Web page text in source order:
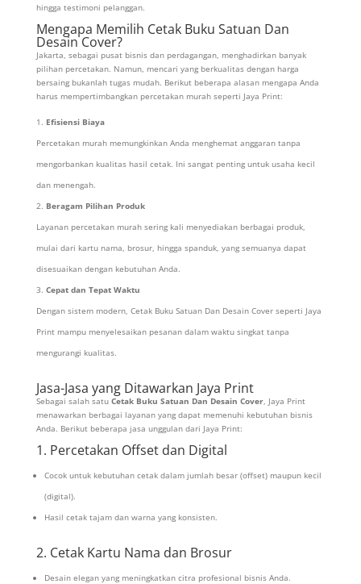
hingga testimoni pelanggan.
Mengapa Memilih Cetak Buku Satuan Dan
Desain Cover?
Jakarta, sebagai pusat bisnis dan perdagangan, menghadirkan banyak
pilihan percetakan. Namun, mencari yang berkualitas dengan harga
bersaing bukanlah tugas mudah. Berikut beberapa alasan mengapa Anda
harus mempertimbangkan percetakan murah seperti Jaya Print:
Efisiensi Biaya
Percetakan murah memungkinkan Anda menghemat anggaran tanpa
mengorbankan kualitas hasil cetak. Ini sangat penting untuk usaha kecil
dan menengah.
Beragam Pilihan Produk
Layanan percetakan murah sering kali menyediakan berbagai produk,
mulai dari kartu nama, brosur, hingga spanduk, yang semuanya dapat
disesuaikan dengan kebutuhan Anda.
Cepat dan Tepat Waktu
Dengan sistem modern, Cetak Buku Satuan Dan Desain Cover seperti Jaya
Print mampu menyelesaikan pesanan dalam waktu singkat tanpa
mengurangi kualitas.
Jasa-Jasa yang Ditawarkan Jaya Print
Sebagai salah satu Cetak Buku Satuan Dan Desain Cover, Jaya Print
menawarkan berbagai layanan yang dapat memenuhi kebutuhan bisnis
Anda. Berikut beberapa jasa unggulan dari Jaya Print:
1. Percetakan Offset dan Digital
Cocok untuk kebutuhan cetak dalam jumlah besar (offset) maupun kecil
(digital).
Hasil cetak tajam dan warna yang konsisten.
2. Cetak Kartu Nama dan Brosur
Desain elegan yang meningkatkan citra profesional bisnis Anda.